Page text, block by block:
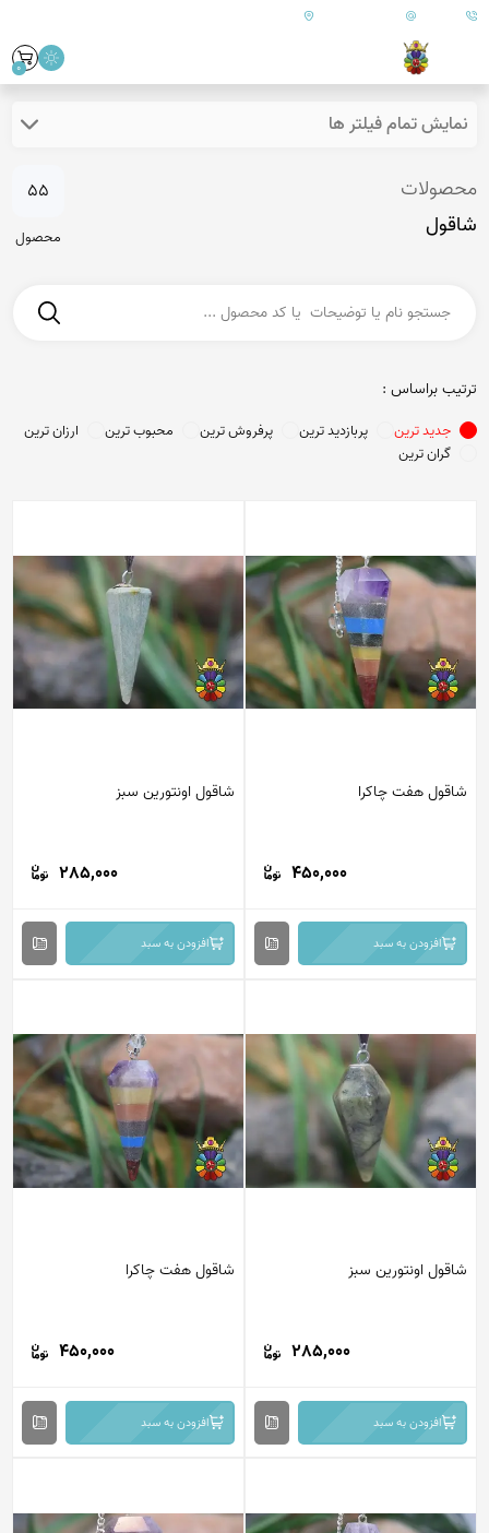
09179890157 ایران - فارس - کازرون
0
نمایش تمام فیلتر ها
محصولات
شاقول
55
محصول
ترتیب براساس :
جدید ترین پربازدید ترین پرفروش ترین محبوب ترین
ارزان ترین
گران ترین
شاقول هفت چاکرا
450,000
افزودن به سبد
شاقول اونتورین سبز
285,000
افزودن به سبد
شاقول اونتورین سبز
285,000
افزودن به سبد
شاقول هفت چاکرا
450,000
افزودن به سبد